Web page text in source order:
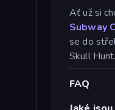
Ať už si
Subway
se do
Skull
FAQ